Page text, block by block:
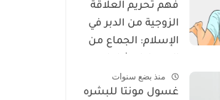
فهم تحريم العلاقة
الزوجية من الدبر في
الإسلام: الجماع من
منذ بضع سنوات
غسول مونتا للبشره